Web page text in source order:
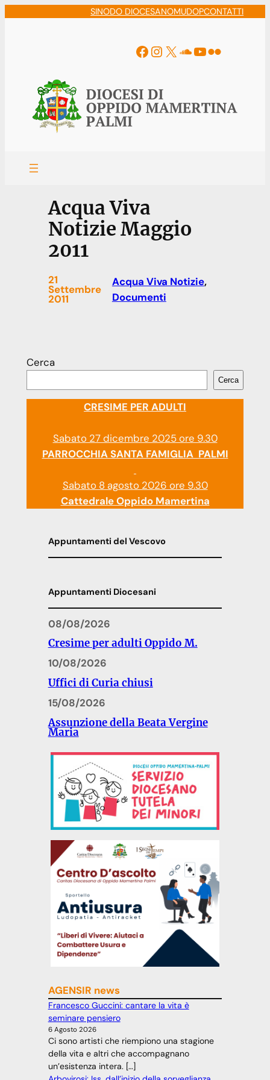
SINODO DIOCESANOMUDOPCONTATTI
Facebook
Instagram
X Soundcloud
YouTube
Flickr
Acqua Viva
Notizie Maggio
2011
21
Settembre
2011
Acqua Viva Notizie,
Documenti
Cerca
Cerca
CRESIME PER ADULTI
Sabato 27 dicembre 2025 ore 9.30
PARROCCHIA SANTA FAMIGLIA PALMI
Sabato 8 agosto 2026 ore 9.30
Cattedrale Oppido Mamertina
Appuntamenti del Vescovo
Appuntamenti Diocesani
08/08/2026
Cresime per adulti Oppido M.
10/08/2026
Uffici di Curia chiusi
15/08/2026
Assunzione della Beata Vergine
Maria
AGENSIR news
Francesco Guccini: cantare la vita è
seminare pensiero
6 Agosto 2026
Ci sono artisti che riempiono una stagione
della vita e altri che accompagnano
un’esistenza intera. […]